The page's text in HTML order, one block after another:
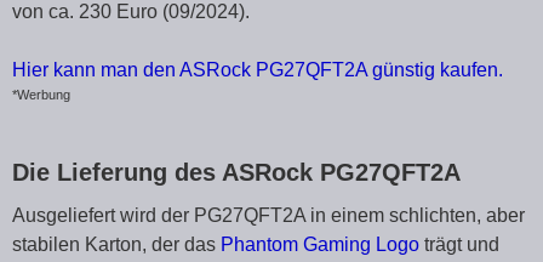
von ca. 230 Euro (09/2024).
Hier kann man den ASRock PG27QFT2A günstig kaufen.
*Werbung
Die Lieferung des ASRock PG27QFT2A
Ausgeliefert wird der PG27QFT2A in einem schlichten, aber
stabilen Karton, der das Phantom Gaming Logo trägt und